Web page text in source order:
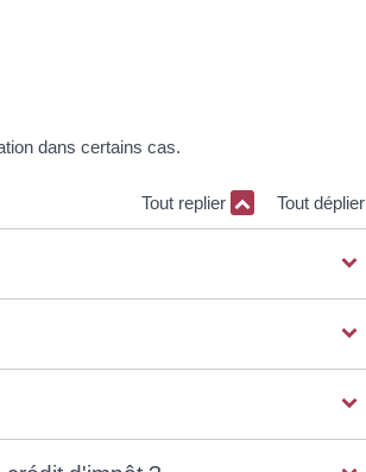
dans certains cas.
Tout replier Tout déplier